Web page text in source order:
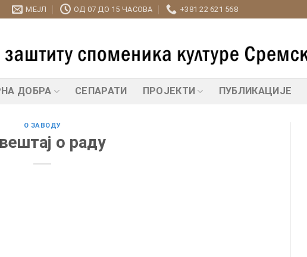
МЕЈЛ ОД 07 ДО 15 ЧАСОВА +381 22 621 568
ДОБРА СЕПАРАТИ ПРОЈЕКТИ ПУБЛИКАЦИЈЕ
О ЗАВОДУ
о раду